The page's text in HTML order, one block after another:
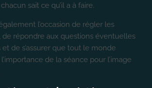
sait ce qu’il a à faire.
l’occasion de régler les
de répondre aux questions éventuelles
de s’assurer que tout le monde
de la séance pour l’image